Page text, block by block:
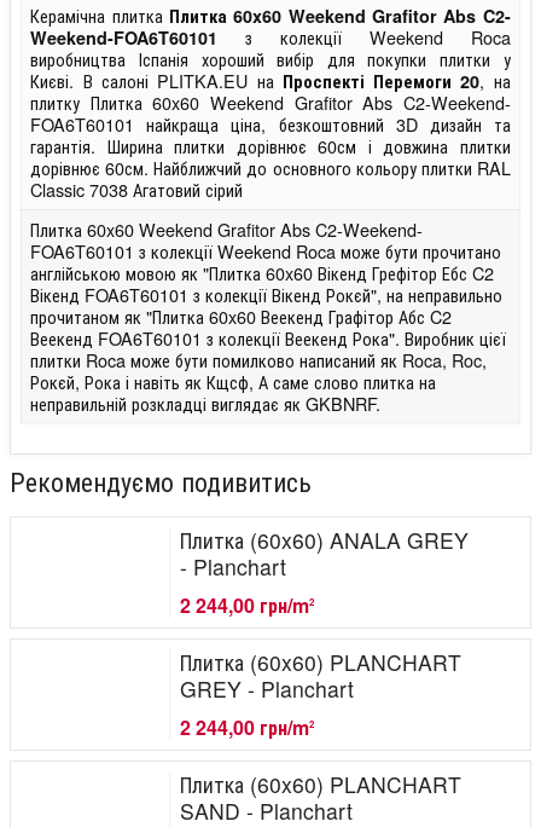
Керамічна плитка Плитка 60x60 Weekend Grafitor Abs C2-
Weekend-FOA6T60101
з колекції Weekend Roca
виробництва Іспанія хороший вибір для покупки плитки у
Києві. В салоні PLITKA.EU на Проспекті Перемоги 20, на
плитку Плитка 60x60 Weekend Grafitor Abs C2-Weekend-
FOA6T60101 найкраща ціна, безкоштовний 3D дизайн та
гарантія. Ширина плитки дорівнює 60см і довжина плитки
дорівнює 60см. Найближчий до основного кольору плитки RAL
Classic 7038 Агатовий сірий
Плитка 60x60 Weekend Grafitor Abs C2-Weekend-
FOA6T60101 з колекції Weekend Roca може бути прочитано
англійською мовою як "Плитка 60x60 Вікенд Грефітор Ебс C2
Вікенд FOA6T60101 з колекції Вікенд Рокєй", на неправильно
прочитаном як "Плитка 60x60 Веекенд Графітор Абс C2
Веекенд FOA6T60101 з колекції Веекенд Рока". Виробник цієї
плитки Roca може бути помилково написаний як Roca, Roc,
Рокєй, Рока і навіть як Кщсф, А саме слово плитка на
неправильній розкладці виглядає як GKBNRF.
Рекомендуємо подивитись
Плитка (60x60) ANALA GREY
- Planchart
2 244,00 грн/m2
Плитка (60x60) PLANCHART
GREY - Planchart
2 244,00 грн/m2
Плитка (60x60) PLANCHART
SAND - Planchart